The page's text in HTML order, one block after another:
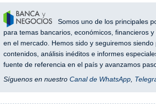
Somos uno de los principales
para temas bancarios, económicos, financieros
en el mercado. Hemos sido y seguiremos
contenidos, análisis inéditos e informes
fuente de referencia en el país y avanzamos
Síguenos en nuestro Canal de WhatsApp,